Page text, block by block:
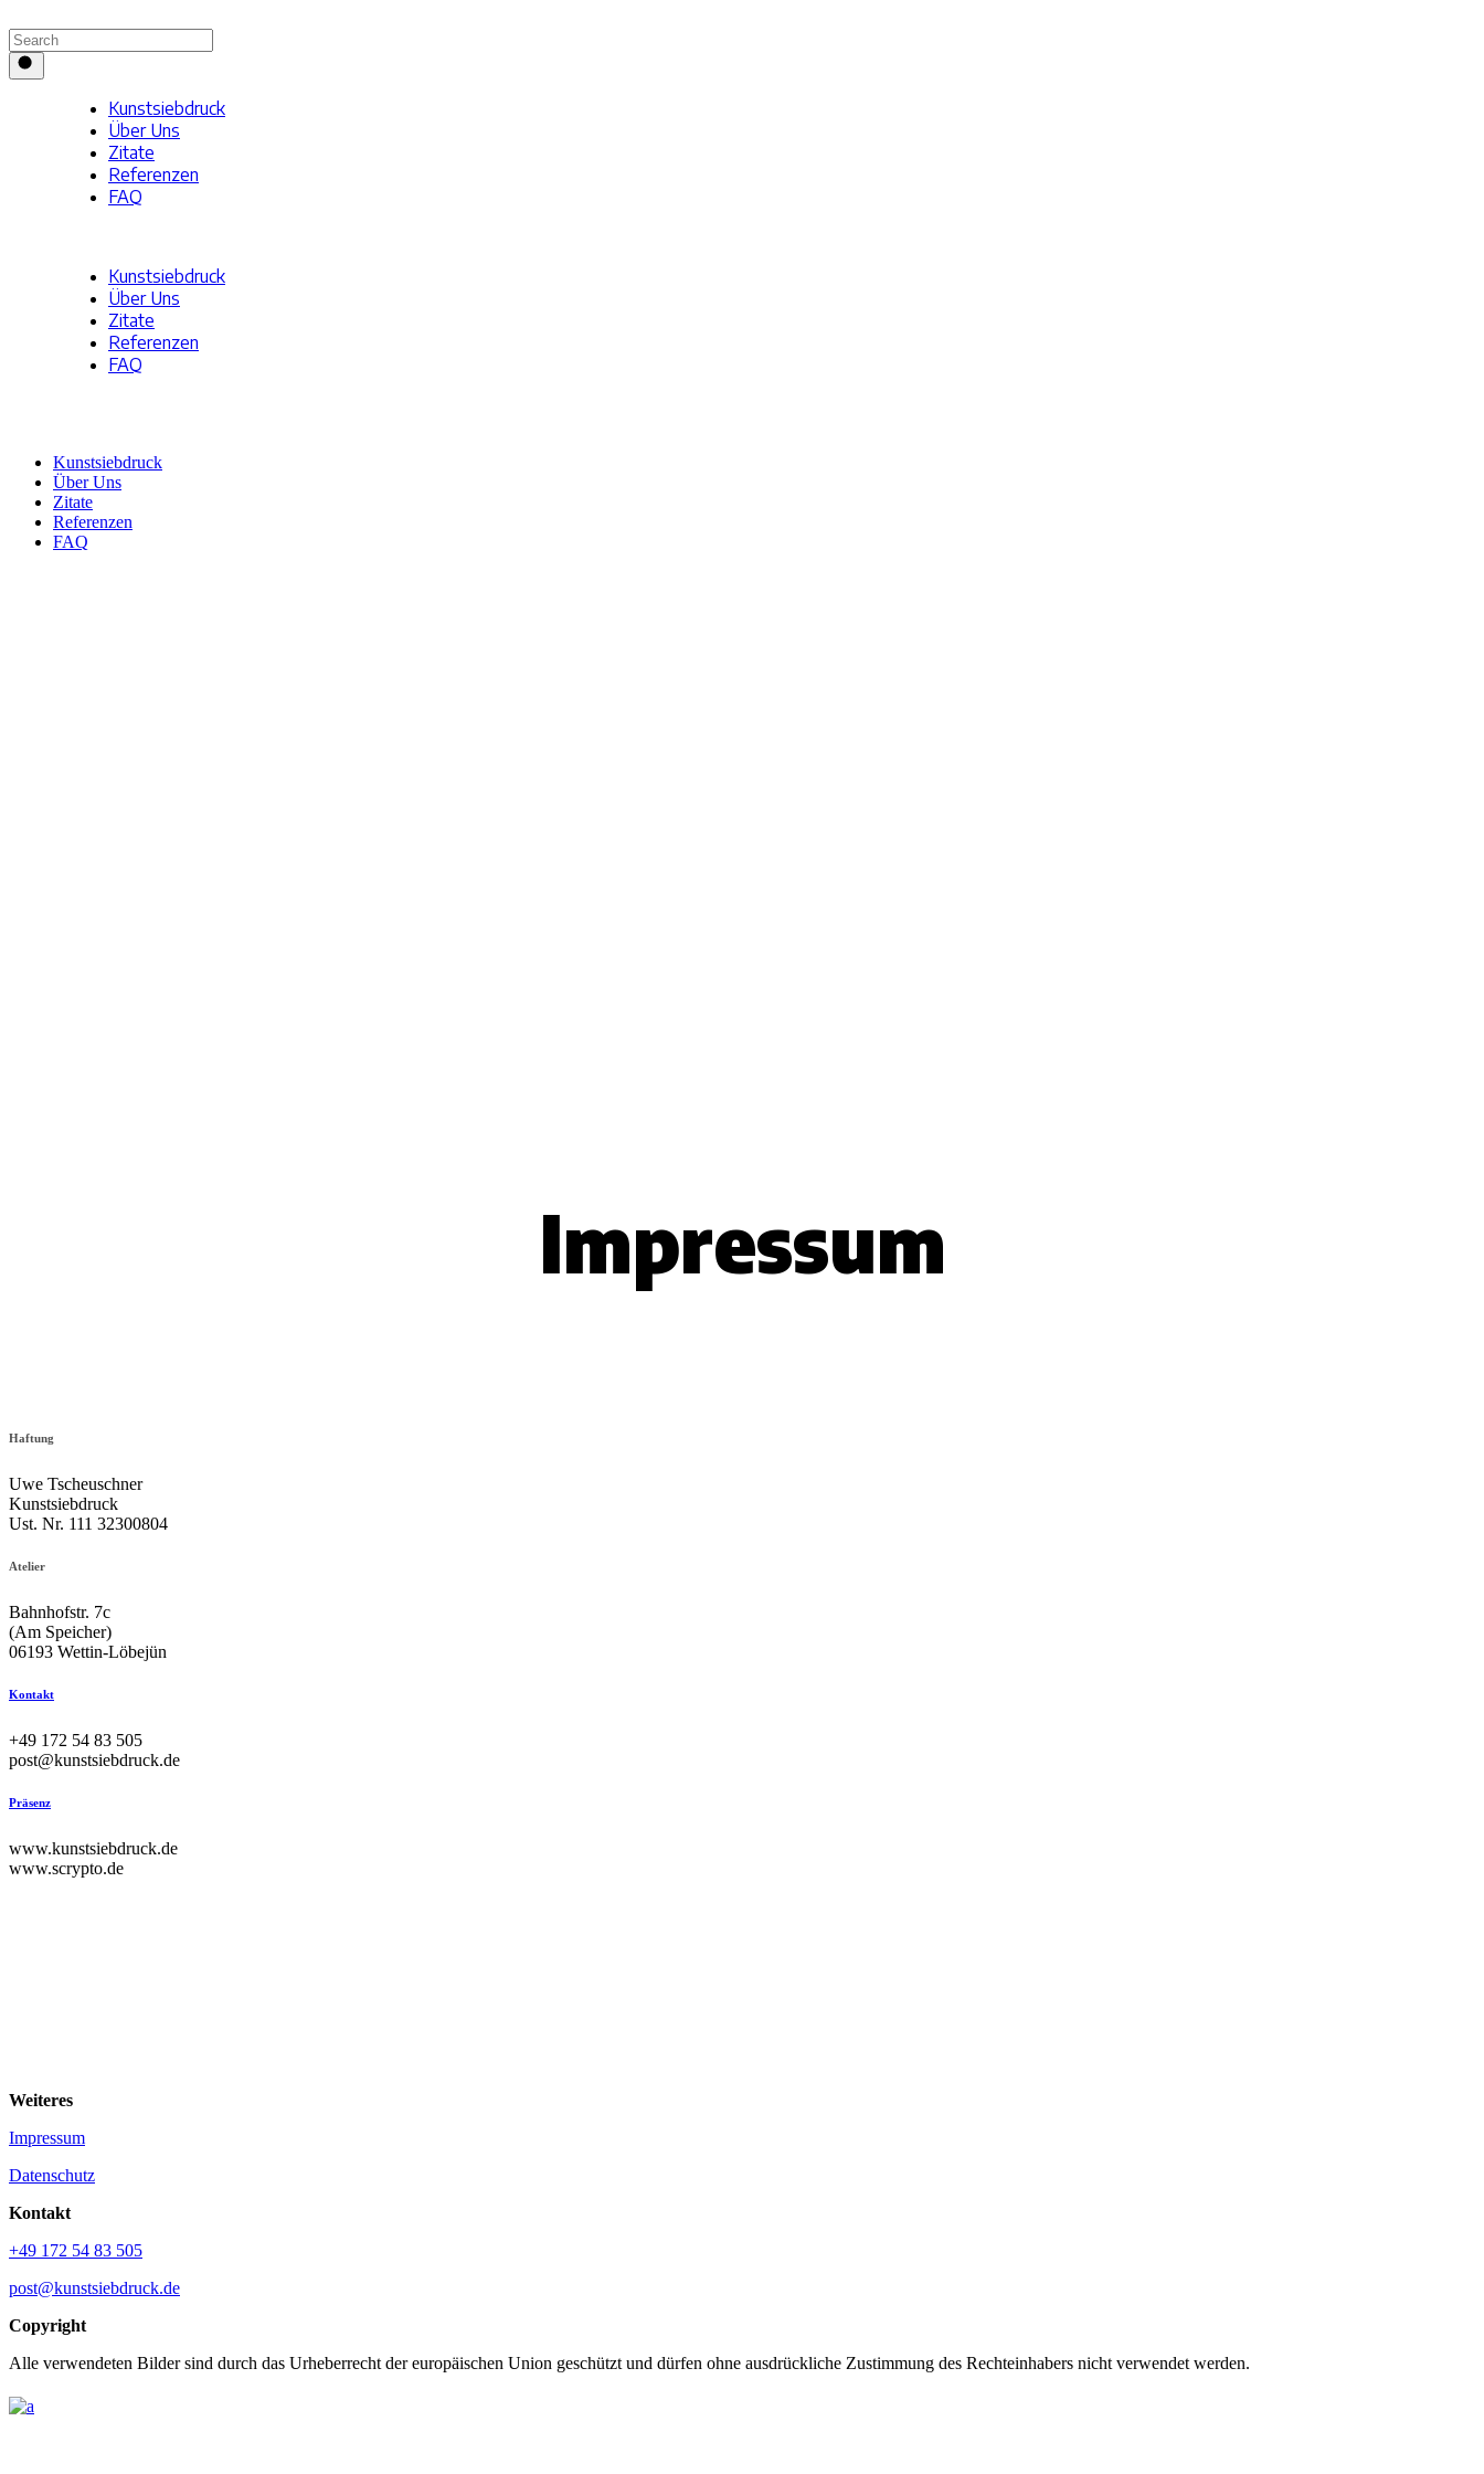
Kunst­sieb­druck
Über Uns
Zitate
Refe­ren­zen
FAQ
Kunst­sieb­druck
Über Uns
Zitate
Refe­ren­zen
FAQ
Kunst­sieb­druck
Über Uns
Zitate
Refe­ren­zen
FAQ
Impres­sum
Haftung
Uwe Tscheuschner
Kunst­sieb­druck
Ust. Nr. 111 32300804
Atelier
Bahn­hofstr. 7c
(Am Spei­cher)
06193 Wettin-Löbejün
Kontakt
+49 172 54 83 505
post@kunstsiebdruck.de
Präsenz
www.kunstsiebdruck.de
www.scrypto.de
Wei­te­res
Impres­sum
Daten­schutz
Kontakt
+49 172 54 83 505
post@kunstsiebdruck.de
Copy­right
Alle ver­wen­de­ten Bilder sind durch das Urhe­ber­recht der euro­päi­schen Union geschützt und dürfen ohne aus­drück­li­che Zustim­mung des Rech­te­inha­bers nicht ver­wen­det werden.